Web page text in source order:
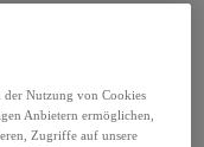
Nutzung von Cookies
Anbietern ermöglichen,
Zugriffe auf unsere